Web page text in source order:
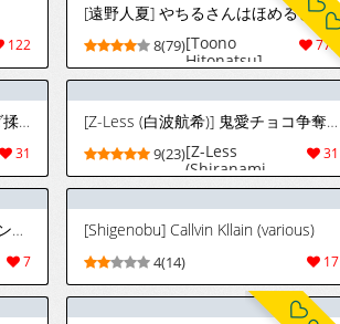
122
[遠野人夏] やちるさんはほめるとのびる [中国翻訳] [進行中]
773
8(79)[Toono
Hitonatsu]
Yachiru-san wa
Homeru to
Nobiru | 八千
流小姐一被夸奖
就会长大
[Chinese][易碎
品个人汉化] [进
[Z-Less (白波航希)] マリぺぇタダ揉み券 (ホロライブ) [DL版]
31
[Z-Less (白波航希)] 鬼愛チョコ争奪戦 (ホロライブ) [DL版]
31
9(23)[Z-Less
(Shiranami
Kouki)] ONIAI
CHOCO
SOUDATSUSEN
(Hololive)
ウィークネスヒーロー トラウマンDC ディスク02
7
[Shigenobu] Callvin Kllain (various)
17
4(14)